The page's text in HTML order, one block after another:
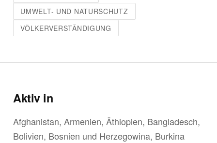
UMWELT- UND NATURSCHUTZ
VÖLKERVERSTÄNDIGUNG
Aktiv in
Afghanistan, Armenien, Äthiopien, Bangladesch,
Bolivien, Bosnien und Herzegowina, Burkina